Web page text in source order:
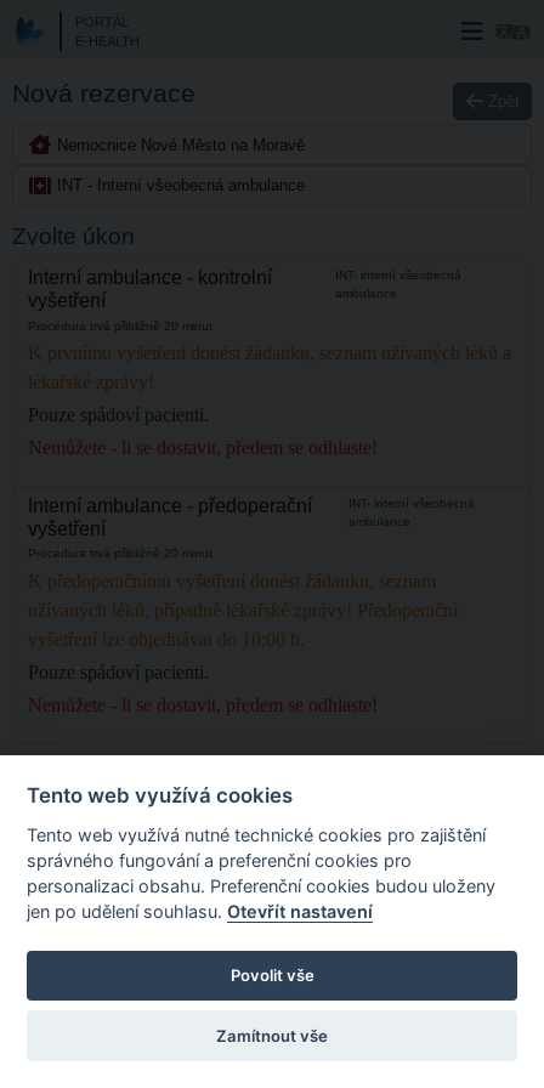
PORTÁL
E-HEALTH
Nová rezervace
Nemocnice Nové Město na Moravě
INT - Interní všeobecná ambulance
Zvolte úkon
Interní ambulance - kontrolní
vyšetření
INT- interní všeobecná
ambulance
Procedura trvá přibližně 20 minut
K prvnímu vyšetření donést žádanku, seznam užívaných léků a
lékařské zprávy!
Pouze spádoví pacienti.
Nemůžete - li se dostavit, předem se odhlaste!
Interní ambulance - předoperační
vyšetření
INT- interní všeobecná
ambulance
Procedura trvá přibližně 20 minut
K předoperačnímu vyšetření donést žádanku, seznam
užívaných léků, případně lékařské zprávy! Předoperační
vyšetření lze objednávat do 10:00 h.
Pouze spádoví pacienti.
Nemůžete - li se dostavit, předem se odhlaste!
Tento web využívá cookies
Tento web využívá nutné technické cookies pro zajištění
správného fungování a preferenční cookies pro
personalizaci obsahu. Preferenční cookies budou uloženy
jen po udělení souhlasu.Otevřít nastavení
Povolit vše
Zamítnout vše